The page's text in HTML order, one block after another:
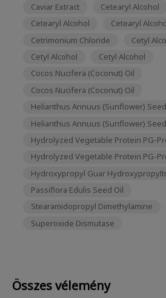
Caviar Extract
Cetearyl Alcohol
Cetearyl Alcohol
Cetearyl
Cetrimonium Chloride
Cetyl
Cetyl Alcohol
Cetyl Alcohol
Cocos Nucifera (Coconut) Oil
Cocos Nucifera (Coconut) Oil
Helianthus Annuus (Sunflower)
Helianthus Annuus (Sunflower)
Hydrolyzed Vegetable Protein PG-
Hydrolyzed Vegetable Protein PG-
Hydroxypropyl Guar
Passiflora Edulis Seed Oil
Stearamidopropyl Dimethylamine
Superoxide Dismutase
Összes vélemény